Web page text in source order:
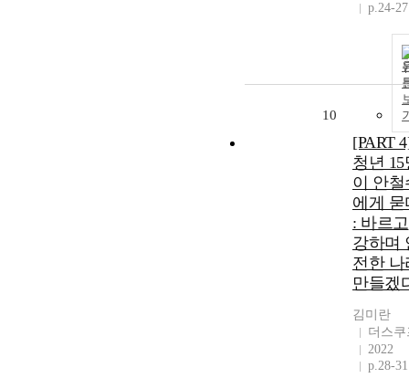
p.24-27
10
[PART
청년 15
이 안철
에게 묻
: 바르고
강하며
전한 나
만들겠
김미란
더스쿠
2022
p.28-31